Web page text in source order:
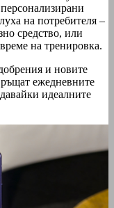
на потребителя –
средство, или
на тренировка.
и новите
ежедневните
идеалните